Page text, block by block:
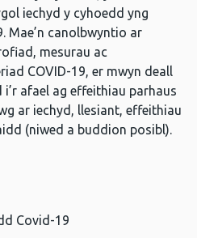
iechyd y cyhoedd yng
Mae’n canolbwyntio ar
mesurau ac
COVID-19, er mwyn deall
afael ag effeithiau parhaus
ar iechyd, llesiant, effeithiau
(niwed a buddion posibl).
Covid-19